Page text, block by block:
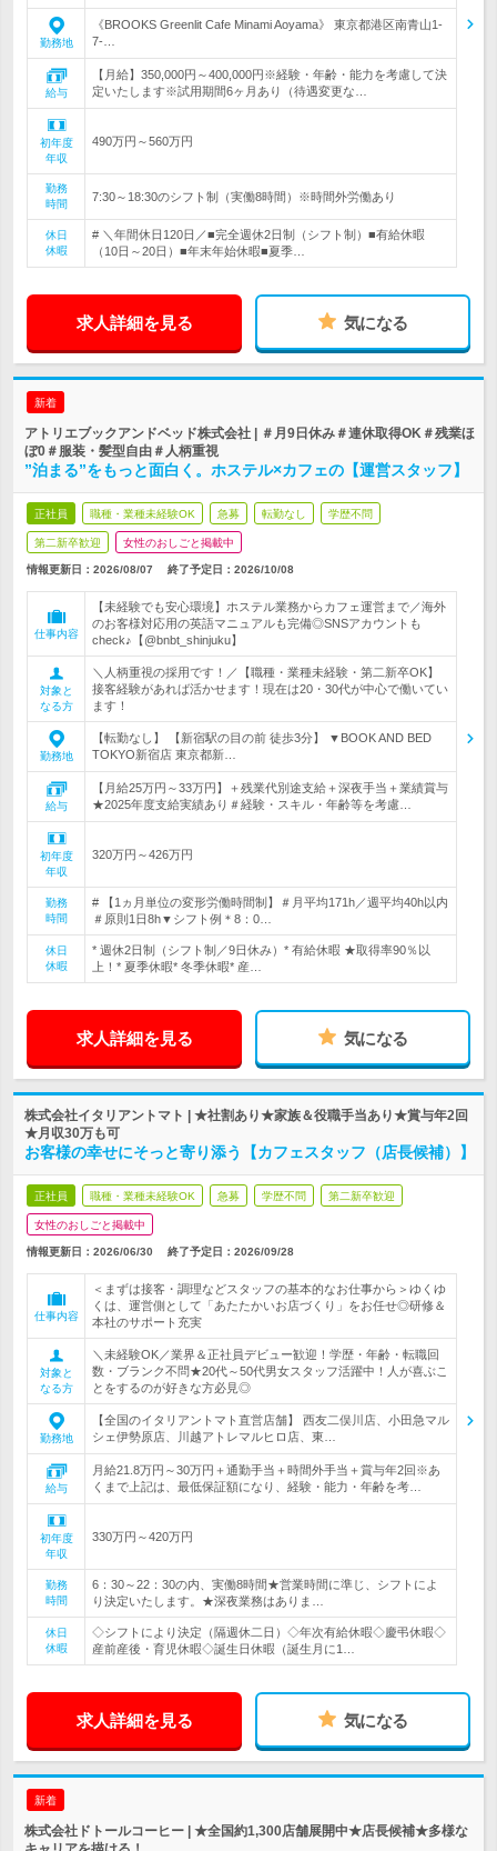
勤務地
《BROOKS Greenlit Cafe Minami Aoyama》 東京都港区南青山1-
7-…
給与
【月給】350,000円～400,000円※経験・年齢・能力を考慮して決
定いたします※試用期間6ヶ月あり（待遇変更な…
初年度
年収
490万円～560万円
勤務
時間
7:30～18:30のシフト制（実働8時間）※時間外労働あり
休日
休暇
# ＼年間休日120日／■完全週休2日制（シフト制）■有給休暇
（10日～20日）■年末年始休暇■夏季…
求人詳細を見る 気になる
新着
アトリエブックアンドベッド株式会社 | ＃月9日休み＃連休取得OK＃残業ほ
ぼ0＃服装・髪型自由＃人柄重視
”泊まる”をもっと面白く。ホステル×カフェの【運営スタッフ】
正社員 職種・業種未経験OK 急募 転勤なし 学歴不問
第二新卒歓迎 女性のおしごと掲載中
情報更新日：2026/08/07 終了予定日： 2026/10/08
仕事内容
【未経験でも安心環境】ホステル業務からカフェ運営まで／海外
のお客様対応用の英語マニュアルも完備◎SNSアカウントも
check♪【@bnbt_shinjuku】
対象と
なる方
＼人柄重視の採用です！／【職種・業種未経験・第二新卒OK】
接客経験があれば活かせます！現在は20・30代が中心で働いてい
ます！
勤務地
【転勤なし】 【新宿駅の目の前 徒歩3分】 ▼BOOK AND BED
TOKYO新宿店 東京都新…
給与
【月給25万円～33万円】＋残業代別途支給＋深夜手当＋業績賞与
★2025年度支給実績あり＃経験・スキル・年齢等を考慮…
初年度
年収
320万円～426万円
勤務
時間
# 【1ヵ月単位の変形労働時間制】＃月平均171h／週平均40h以内
＃原則1日8h▼シフト例＊8：0…
休日
休暇
* 週休2日制（シフト制／9日休み）* 有給休暇 ★取得率90％以
上！* 夏季休暇* 冬季休暇* 産…
求人詳細を見る 気になる
株式会社イタリアントマト | ★社割あり★家族＆役職手当あり★賞与年2回
★月収30万も可
お客様の幸せにそっと寄り添う【カフェスタッフ（店長候補）】
正社員 職種・業種未経験OK 急募 学歴不問 第二新卒歓迎
女性のおしごと掲載中
情報更新日：2026/06/30 終了予定日： 2026/09/28
仕事内容
＜まずは接客・調理などスタッフの基本的なお仕事から＞ゆくゆ
くは、運営側として「あたたかいお店づくり」をお任せ◎研修＆
本社のサポート充実
対象と
なる方
＼未経験OK／業界＆正社員デビュー歓迎！学歴・年齢・転職回
数・ブランク不問★20代～50代男女スタッフ活躍中！人が喜ぶこ
とをするのが好きな方必見◎
勤務地
【全国のイタリアントマト直営店舗】 西友二俣川店、小田急マル
シェ伊勢原店、川越アトレマルヒロ店、東…
給与
月給21.8万円～30万円＋通勤手当＋時間外手当＋賞与年2回※あ
くまで上記は、最低保証額になり、経験・能力・年齢を考…
初年度
年収
330万円～420万円
勤務
時間
6：30～22：30の内、実働8時間★営業時間に準じ、シフトによ
り決定いたします。★深夜業務はありま…
休日
休暇
◇シフトにより決定（隔週休二日）◇年次有給休暇◇慶弔休暇◇
産前産後・育児休暇◇誕生日休暇（誕生月に1…
求人詳細を見る 気になる
新着
株式会社ドトールコーヒー | ★全国約1,300店舗展開中★店長候補★多様な